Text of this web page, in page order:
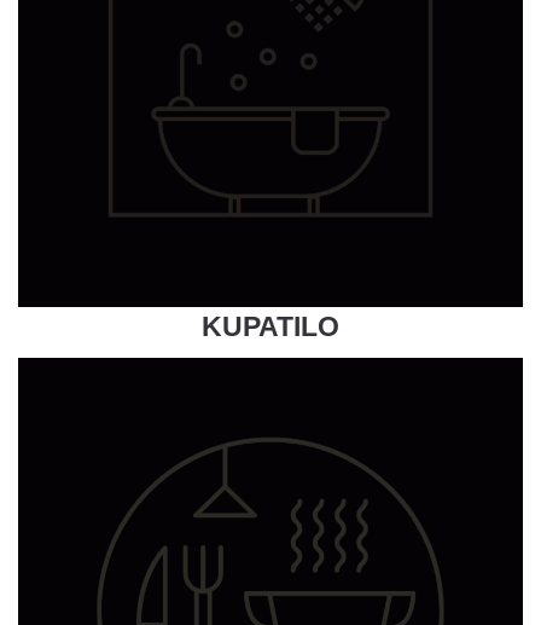
KUPATILO